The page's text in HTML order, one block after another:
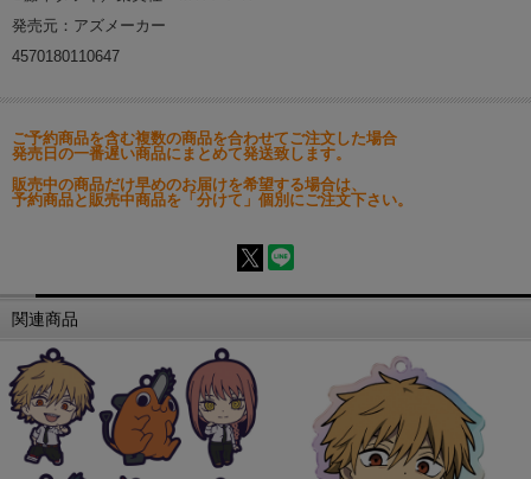
発売元：アズメーカー
4570180110647
ご予約商品を含む複数の商品を合わせてご注文した場合
発売日の一番遅い商品にまとめて発送致します。
販売中の商品だけ早めのお届けを希望する場合は、
予約商品と販売中商品を「分けて」個別にご注文下さい。
関連商品